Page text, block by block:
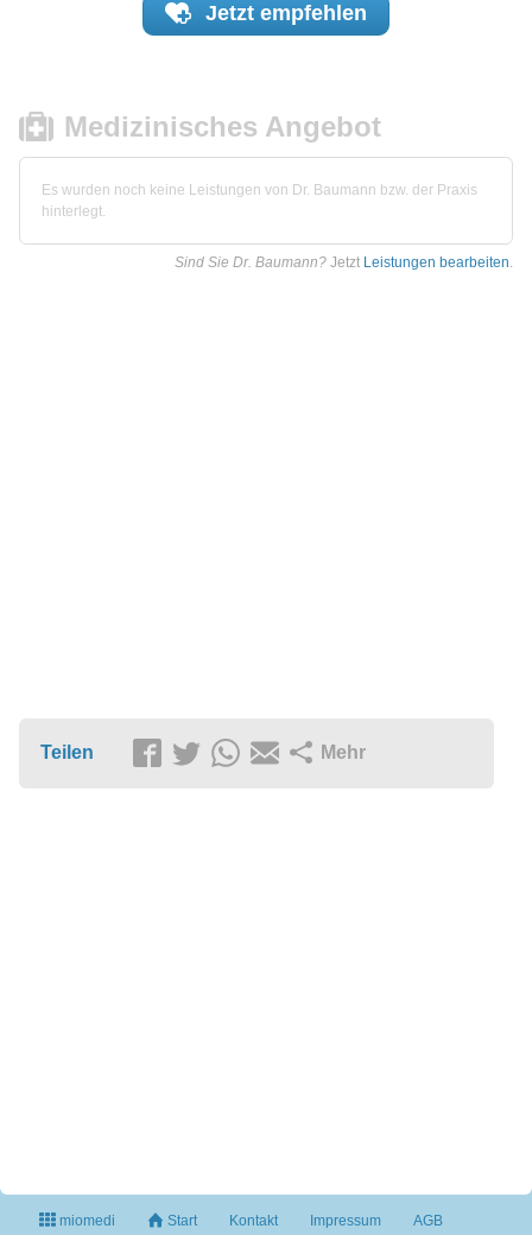
Jetzt empfehlen
Medizinisches Angebot
Es wurden noch keine Leistungen von Dr. Baumann bzw. der Praxis
hinterlegt.
Sind Sie Dr. Baumann? Jetzt Leistungen bearbeiten.
Teilen Mehr
miomedi Start Kontakt Impressum AGB